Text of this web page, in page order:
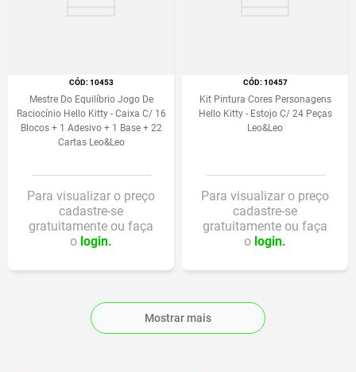
:10453
Mestre Do Equilíbrio Jogo De
Raciocínio Hello Kitty - Caixa C/ 16
Blocos + 1 Adesivo + 1 Base + 22
Cartas Leo&Leo
Para visualizar o preço
cadastre-se
gratuitamente ou faça
o login.
:10457
Kit Pintura Cores Personagens
Hello Kitty - Estojo C/ 24 Peças
Leo&Leo
Para visualizar o preço
cadastre-se
gratuitamente ou faça
o login.
Mostrar mais